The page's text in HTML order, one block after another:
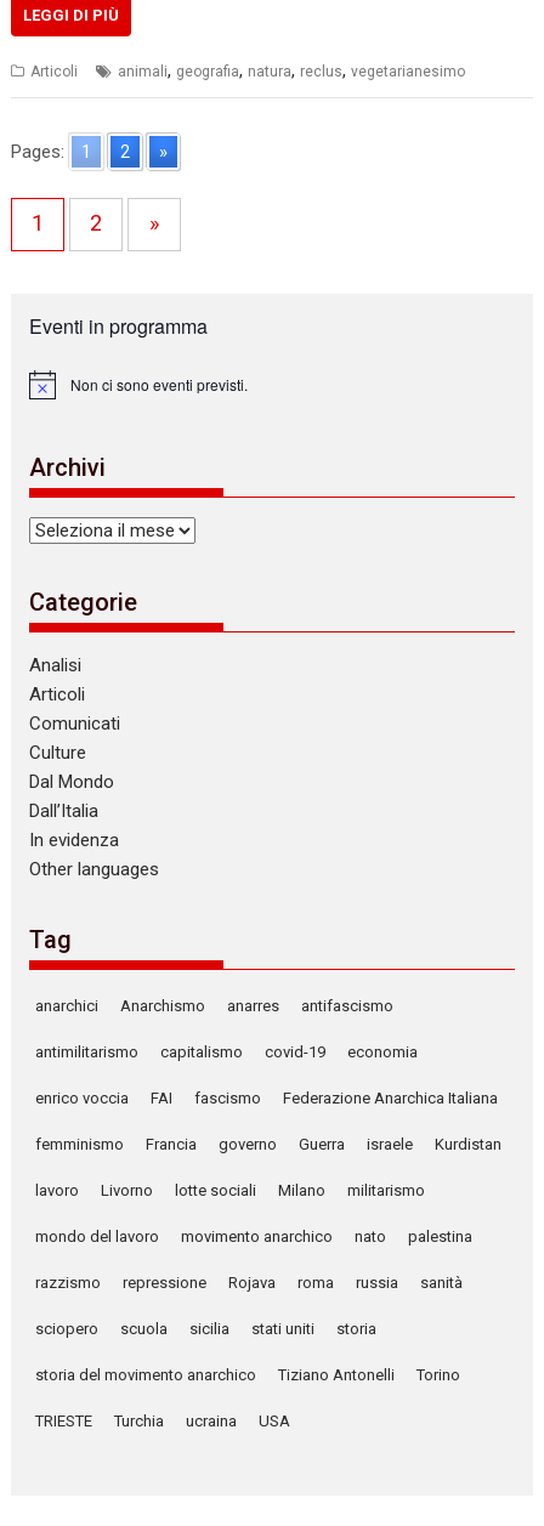
LEGGI DI PIÙ
Articoli animali, geografia, natura, reclus,vegetarianesimo
Pages: 1 2 »
1 2 »
Eventi in programma
N
c
e
Non ci sono eventi previsti.
Archivi
Archivi
Categorie
Analisi
Articoli
Comunicati
Culture
Dal Mondo
Dall’Italia
In evidenza
Other languages
Tag
anarchici Anarchismo anarres antifascismo
antimilitarismo capitalismo covid-19 economia
enrico voccia FAI fascismo Federazione Anarchica Italiana
femminismo Francia governo Guerra israele Kurdistan
lavoro Livorno lotte sociali Milano militarismo
mondo del lavoro movimento anarchico nato palestina
razzismo repressione Rojava roma russia sanità
sciopero scuola sicilia stati uniti storia
storia del movimento anarchico Tiziano Antonelli Torino
TRIESTE Turchia ucraina USA